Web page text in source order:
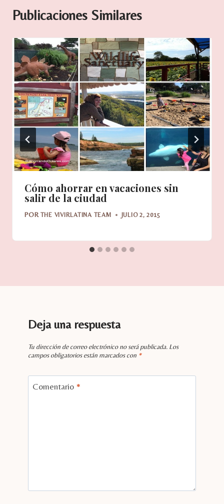
Publicaciones Similares
Cómo ahorrar en vacaciones sin
salir de la ciudad
POR THE VIVIRLATINA TEAM JULIO 2, 2015
Deja una respuesta
Tu dirección de correo electrónico no será publicada. Los
campos obligatorios están marcados con *
Comentario *